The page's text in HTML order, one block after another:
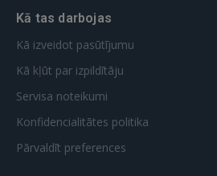
Kā tas darbojas
Kā izveidot pasūtījumu
Kā kļūt par izpildītāju
Servisa noteikumi
Konfidencialitātes politika
Pārvaldīt preferences